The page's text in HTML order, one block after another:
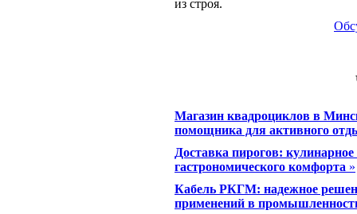
из строя.
Магазин квадроциклов в
помощника для активного
Доставка пирогов:
гастрономического комфорта »
Кабель РКГМ: надежное
применений в